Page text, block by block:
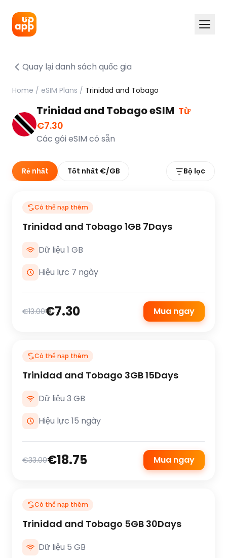
Quay lại danh sách quốc gia
Home / eSIM Plans / Trinidad and Tobago
Trinidad and Tobago eSIM Từ
€7.30
Các gói eSIM có sẵn
Rẻ nhất Tốt nhất €/GB Bộ lọc
Có thể nạp thêm
Trinidad and Tobago 1GB 7Days
Dữ liệu 1 GB
Hiệu lực 7 ngày
€13.00€7.30 Mua ngay
Có thể nạp thêm
Trinidad and Tobago 3GB 15Days
Dữ liệu 3 GB
Hiệu lực 15 ngày
€33.00€18.75 Mua ngay
Có thể nạp thêm
Trinidad and Tobago 5GB 30Days
Dữ liệu 5 GB